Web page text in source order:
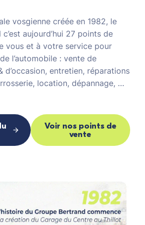
vosgienne créée en 1982, le
aujourd’hui 27 points de
vous et à votre service pour
l’automobile : vente de
d’occasion, entretien, réparations
location, dépannage, …
Voir nos points de
vente